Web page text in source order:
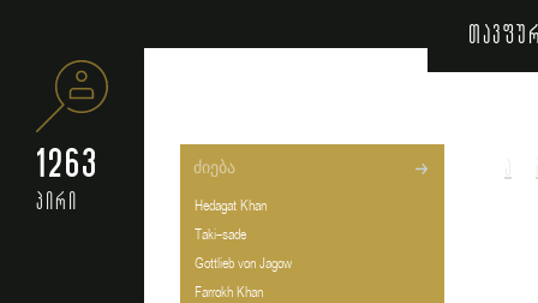
1263
პირი
Hedagat Khan
Taki-sade
Gottlieb von Jagow
Farrokh Khan